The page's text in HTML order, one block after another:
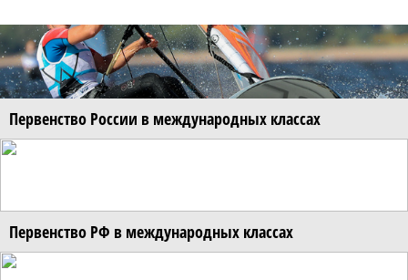
Первенство России в международных классах
Первенство РФ в международных классах